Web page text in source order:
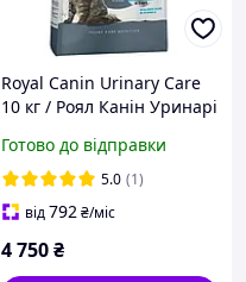
Royal Canin Urinary Care
10 кг / Роял Канін Уринарі
(132706-12)
Готово до відправки
5.0 (1)
від792₴/міс
4 750₴